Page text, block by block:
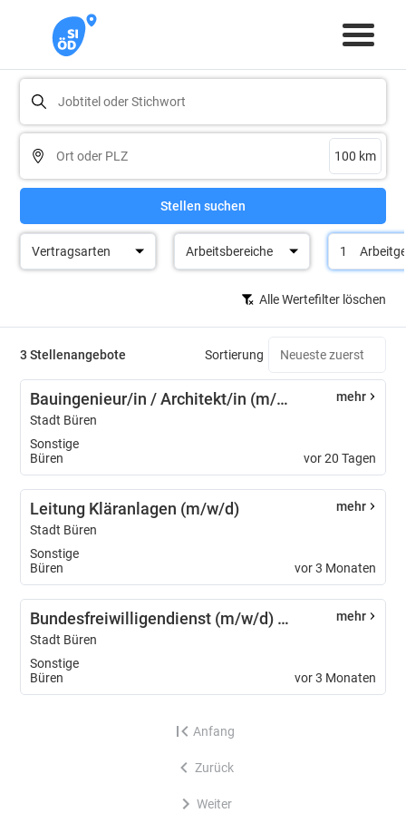
Stellen suchen
Vertragsarten Arbeitsbereiche 1
Alle Wertefilter löschen
3 Stellenangebote Sortierung
Bauingenieur/in / Architekt/in (m/w/d) Hochbau
Stadt Büren
Sonstige
Büren
mehr
vor 20 Tagen
Leitung Kläranlagen (m/w/d)
Stadt Büren
Sonstige
Büren
mehr
vor 3 Monaten
Bundesfreiwilligendienst (m/w/d) bei der Jugendpflege der Stadt Büren
Stadt Büren
Sonstige
Büren
mehr
vor 3 Monaten
Anfang
Zurück
Weiter